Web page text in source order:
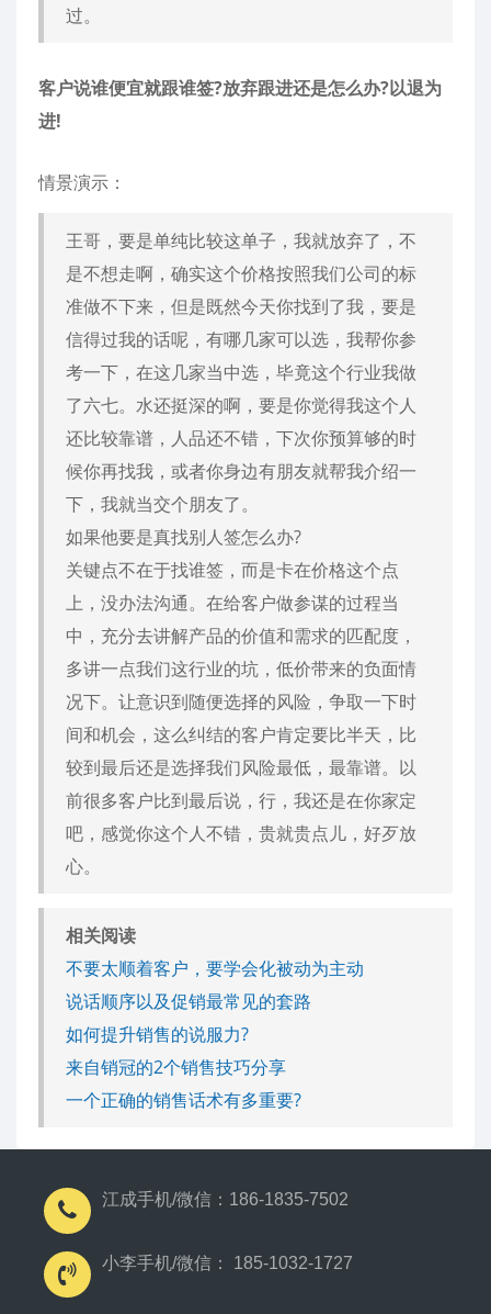
过。
客户说谁便宜就跟谁签?放弃跟进还是怎么办?以退为
进!
情景演示：
王哥，要是单纯比较这单子，我就放弃了，不
是不想走啊，确实这个价格按照我们公司的标
准做不下来，但是既然今天你找到了我，要是
信得过我的话呢，有哪几家可以选，我帮你参
考一下，在这几家当中选，毕竟这个行业我做
了六七。水还挺深的啊，要是你觉得我这个人
还比较靠谱，人品还不错，下次你预算够的时
候你再找我，或者你身边有朋友就帮我介绍一
下，我就当交个朋友了。
如果他要是真找别人签怎么办?
关键点不在于找谁签，而是卡在价格这个点
上，没办法沟通。在给客户做参谋的过程当
中，充分去讲解产品的价值和需求的匹配度，
多讲一点我们这行业的坑，低价带来的负面情
况下。让意识到随便选择的风险，争取一下时
间和机会，这么纠结的客户肯定要比半天，比
较到最后还是选择我们风险最低，最靠谱。以
前很多客户比到最后说，行，我还是在你家定
吧，感觉你这个人不错，贵就贵点儿，好歹放
心。
相关阅读
不要太顺着客户，要学会化被动为主动
说话顺序以及促销最常见的套路
如何提升销售的说服力?
来自销冠的2个销售技巧分享
一个正确的销售话术有多重要?
江成手机/微信：186-1835-7502
小李手机/微信： 185-1032-1727